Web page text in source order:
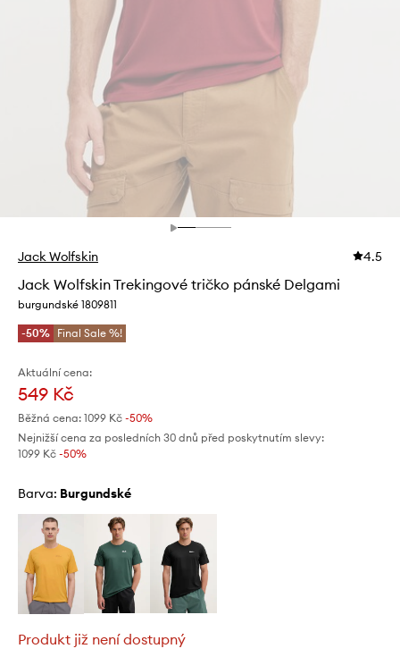
Jack Wolfskin 4.5
Jack Wolfskin Trekingové tričko pánské Delgami
burgundské 1809811
-50% Final Sale %!
Aktuální cena:
549 Kč
Běžná cena: 1099 Kč -50%
Nejnižší cena za posledních 30 dnů před poskytnutím slevy:
1099 Kč -50%
Barva: burgundské
Produkt již není dostupný